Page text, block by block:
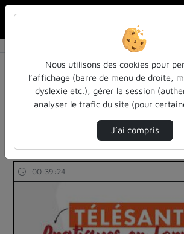
Résultats de la recherche
Filtres actifs (cliquer pour en retirer) :
Français
colloques-et-conferences
numsante-lorraine-formation
9 vidéos trouvées
00:39:24
Nous utilisons des cookies pour
l’affichage (barre de menu de droite,
dyslexie etc.), gérer la session
analyser le trafic du site (pour
J’ai compris